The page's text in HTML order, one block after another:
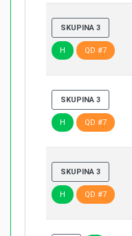
SKUPINA 3
H QD #7
SKUPINA 3
H QD #7
SKUPINA 3
H QD #7